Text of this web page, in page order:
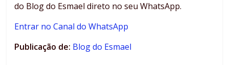
do Blog do Esmael direto no seu WhatsApp.
Entrar no Canal do WhatsApp
Publicação de: Blog do Esmael